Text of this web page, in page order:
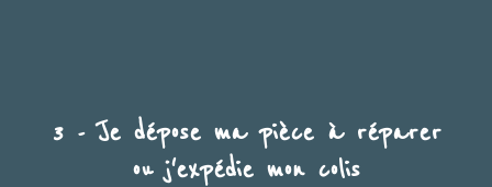
3 - Je dépose ma pièce à réparer
ou j'expédie mon colis